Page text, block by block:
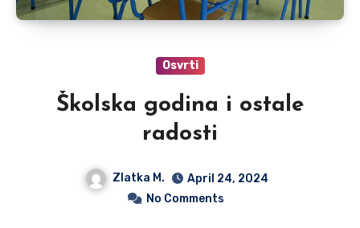
Osvrti
Školska godina i ostale
radosti
Zlatka M.
April 24, 2024
No Comments